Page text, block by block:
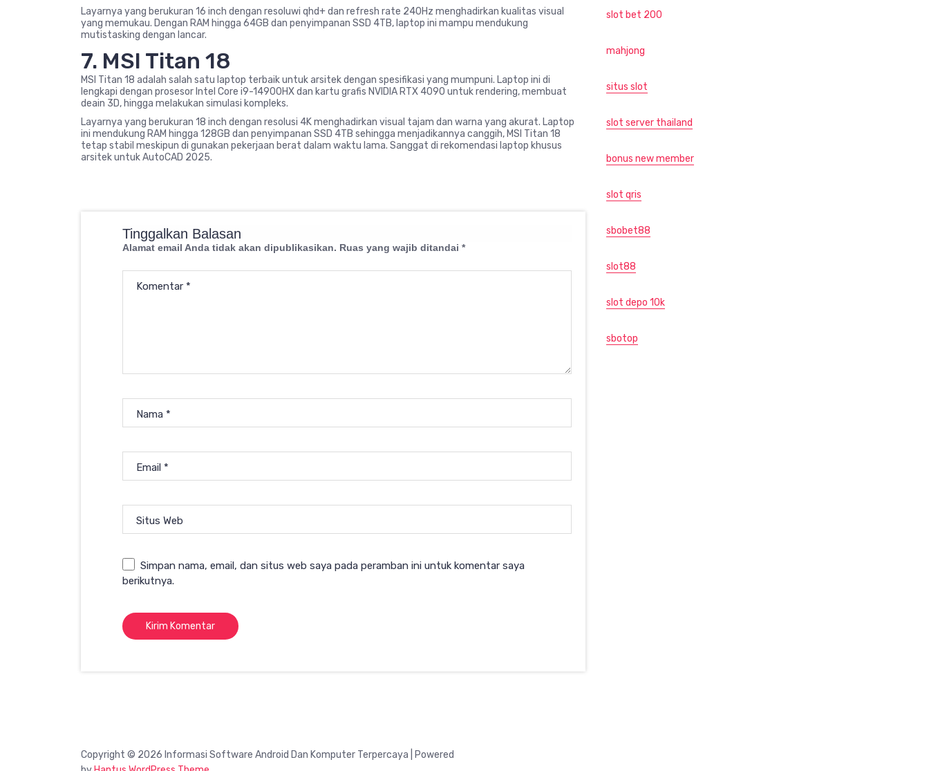
Layarnya yang berukuran 16 inch dengan resoluwi qhd+ dan refresh rate 240Hz menghadirkan kualitas visual
yang memukau. Dengan RAM hingga 64GB dan penyimpanan SSD 4TB, laptop ini mampu mendukung
mutistasking dengan lancar.
7. MSI Titan 18
MSI Titan 18 adalah salah satu laptop terbaik untuk arsitek dengan spesifikasi yang mumpuni. Laptop ini di
lengkapi dengan prosesor Intel Core i9-14900HX dan kartu grafis NVIDIA RTX 4090 untuk rendering, membuat
deain 3D, hingga melakukan simulasi kompleks.
Layarnya yang berukuran 18 inch dengan resolusi 4K menghadirkan visual tajam dan warna yang akurat. Laptop
ini mendukung RAM hingga 128GB dan penyimpanan SSD 4TB sehingga menjadikannya canggih, MSI Titan 18
tetap stabil meskipun di gunakan pekerjaan berat dalam waktu lama. Sanggat di rekomendasi laptop khusus
arsitek untuk AutoCAD 2025.
Tinggalkan Balasan
Alamat email Anda tidak akan dipublikasikan. Ruas yang wajib ditandai *
Komentar *
Nama *
Email *
Situs Web
Simpan nama, email, dan situs web saya pada peramban ini untuk komentar saya
berikutnya.
slot bet 200
mahjong
situs slot
slot server thailand
bonus new member
slot qris
sbobet88
slot88
slot depo 10k
sbotop
Copyright © 2026 Informasi Software Android Dan Komputer Terpercaya | Powered